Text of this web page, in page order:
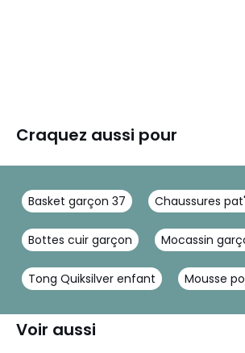
Craquez aussi pour
Basket garçon 37 Chaussures
Bottes cuir garçon Mocassin
Tong Quiksilver enfant Mousse
Voir aussi